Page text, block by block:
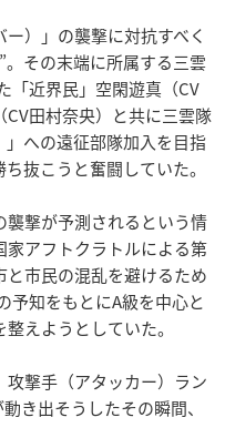
）」の襲撃に対抗すべく
その末端に所属する三雲
「近界民」空閑遊真（CV
田村奈央）と共に三雲隊
への遠征部隊加入を目指
抜こうと奮闘していた。
撃が予測されるという情
アフトクラトルによる第
市民の混乱を避けるため
予知をもとにA級を中心と
えようとしていた。
攻撃手（アタッカー）ラン
き出そうしたその瞬間、